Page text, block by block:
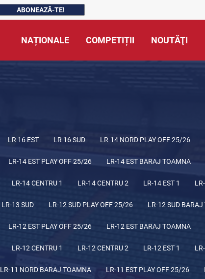
ABONEAZĂ-TE!
NAȚIONALE COMPETIȚII NOUTĂŢI
LR 16 EST LR 16 SUD LR-14 NORD PLAY OFF 25/26
LR-14 EST PLAY OFF 25/26 LR-14 EST BARAJ TOAMNA
LR-14 CENTRU 1 LR-14 CENTRU 2 LR-14 EST 1
LR-13 SUD LR-12 SUD PLAY OFF 25/26 LR-12 SUD
LR-12 EST PLAY OFF 25/26 LR-12 EST BARAJ TOAMNA
LR-12 CENTRU 1 LR-12 CENTRU 2 LR-12 EST 1
LR-11 NORD BARAJ TOAMNA LR-11 EST PLAY OFF 25/26